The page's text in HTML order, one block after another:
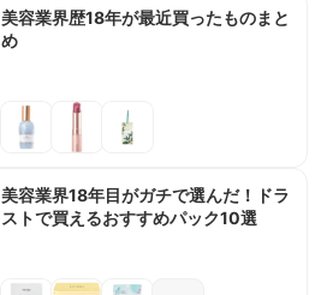
美容業界歴18年が最近買ったものまと
め
美容業界18年目がガチで選んだ！ドラ
ストで買えるおすすめパック10選